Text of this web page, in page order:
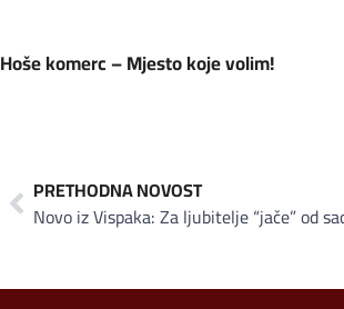
Hoše komerc – Mjesto koje volim!
PRETHODNA NOVOST